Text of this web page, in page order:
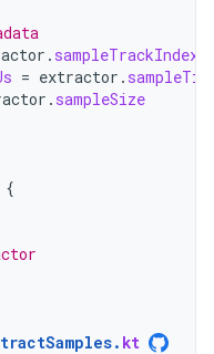
. sampleTrackIndex
= extractor .
. sampleSize
{
. kt